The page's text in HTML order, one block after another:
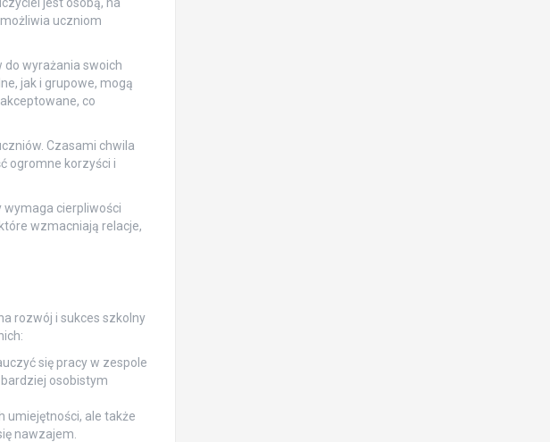
uczniom
do wyrażania swoich
jak i grupowe, mogą
co
Czasami chwila
ogromne korzyści i
wymaga cierpliwości
wzmacniają relacje,
rozwój i sukces szkolny
się pracy w zespole
osobistym
umiejętności, ale także
nawzajem.